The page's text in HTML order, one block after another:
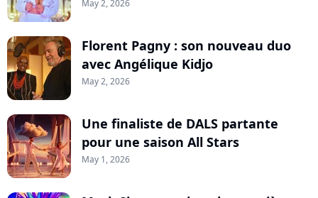
May 2, 2026
Florent Pagny : son nouveau duo
avec Angélique Kidjo
May 2, 2026
Une finaliste de DALS partante
pour une saison All Stars
May 1, 2026